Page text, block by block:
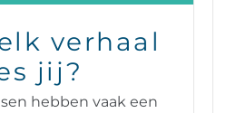
verhaal
jij?
hebben vaak een